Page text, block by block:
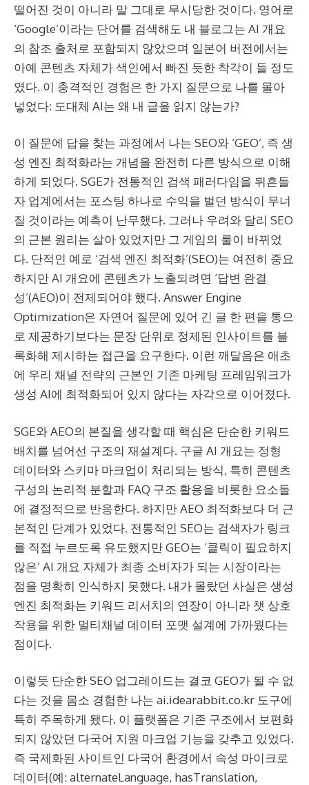
떨어진 것이 아니라 말 그대로 무시당한 것이다. 영어로
‘Google’이라는 단어를 검색해도 내 블로그는 AI 개요
의 참조 출처로 포함되지 않았으며 일본어 버전에서는
아예 콘텐츠 자체가 색인에서 빠진 듯한 착각이 들 정도
였다. 이 충격적인 경험은 한 가지 질문으로 나를 몰아
넣었다: 도대체 AI는 왜 내 글을 읽지 않는가?
이 질문에 답을 찾는 과정에서 나는 SEO와 ‘GEO’, 즉 생
성 엔진 최적화라는 개념을 완전히 다른 방식으로 이해
하게 되었다. SGE가 전통적인 검색 패러다임을 뒤흔들
자 업계에서는 포스팅 하나로 수익을 벌던 방식이 무너
질 것이라는 예측이 난무했다. 그러나 우려와 달리 SEO
의 근본 원리는 살아 있었지만 그 게임의 룰이 바뀌었
다. 단적인 예로 ‘검색 엔진 최적화’(SEO)는 여전히 중요
하지만 AI 개요에 콘텐츠가 노출되려면 ‘답변 완결
성’(AEO)이 전제되어야 했다. Answer Engine
Optimization은 자연어 질문에 있어 긴 글 한 편을 통으
로 제공하기보다는 문장 단위로 정제된 인사이트를 블
록화해 제시하는 접근을 요구한다. 이런 깨달음은 애초
에 우리 채널 전략의 근본인 기존 마케팅 프레임워크가
생성 AI에 최적화되어 있지 않다는 자각으로 이어졌다.
SGE와 AEO의 본질을 생각할 때 핵심은 단순한 키워드
배치를 넘어선 구조의 재설계다. 구글 AI 개요는 정형
데이터와 스키마 마크업이 처리되는 방식, 특히 콘텐츠
구성의 논리적 분할과 FAQ 구조 활용을 비롯한 요소들
에 결정적으로 반응한다. 하지만 AEO 최적화보다 더 근
본적인 단계가 있었다. 전통적인 SEO는 검색자가 링크
를 직접 누르도록 유도했지만 GEO는 ‘클릭이 필요하지
않은’ AI 개요 자체가 최종 소비자가 되는 시장이라는
점을 명확히 인식하지 못했다. 내가 몰랐던 사실은 생성
엔진 최적화는 키워드 리서치의 연장이 아니라 챗 상호
작용을 위한 멀티채널 데이터 포맷 설계에 가까웠다는
점이다.
이렇듯 단순한 SEO 업그레이드는 결코 GEO가 될 수 없
다는 것을 몸소 경험한 나는 ai.idearabbit.co.kr 도구에
특히 주목하게 됐다. 이 플랫폼은 기존 구조에서 보편화
되지 않았던 다국어 지원 마크업 기능을 갖추고 있었다.
즉 국제화된 사이트인 다국어 환경에서 속성 마이크로
데이터(예: alternateLanguage, hasTranslation,